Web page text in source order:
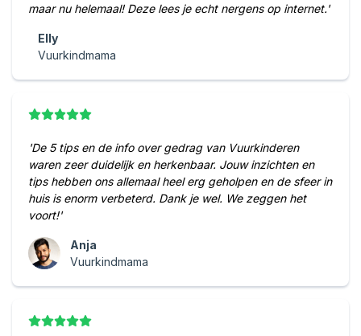
maar nu helemaal! Deze lees je echt nergens op internet.'
Elly
Vuurkindmama
'De 5 tips en de info over gedrag van Vuurkinderen
waren zeer duidelijk en herkenbaar. Jouw inzichten en
tips hebben ons allemaal heel erg geholpen en de sfeer in
huis is enorm verbeterd. Dank je wel. We zeggen het
voort!'
Anja
Vuurkindmama